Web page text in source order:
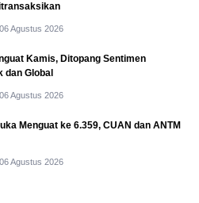
06 Agustus 2026
Kamis, Ditopang Sentimen
dan Global
06 Agustus 2026
Menguat ke 6.359, CUAN dan ANTM
06 Agustus 2026